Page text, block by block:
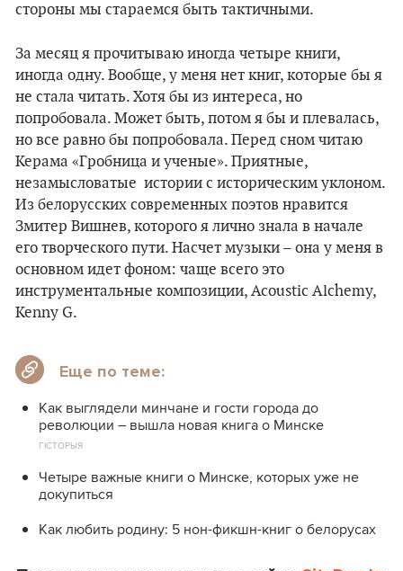
стороны мы стараемся быть тактичными.
За месяц я прочитываю иногда четыре книги,
иногда одну. Вообще, у меня нет книг, которые бы я
не стала читать. Хотя бы из интереса, но
попробовала. Может быть, потом я бы и плевалась,
но все равно бы попробовала. Перед сном читаю
Керама «Гробница и ученые». Приятные,
незамысловатые истории с историческим уклоном.
Из белорусских современных поэтов нравится
Змитер Вишнев, которого я лично знала в начале
его творческого пути. Насчет музыки – она у меня в
основном идет фоном: чаще всего это
инструментальные композиции, Acoustic Alchemy,
Kenny G.
Еще по теме:
Как выглядели минчане и гости города до
революции – вышла новая книга о Минске
ГІСТОРЫЯ
Четыре важные книги о Минске, которых уже не
докупиться
Как любить родину: 5 нон-фикшн-книг о белорусах